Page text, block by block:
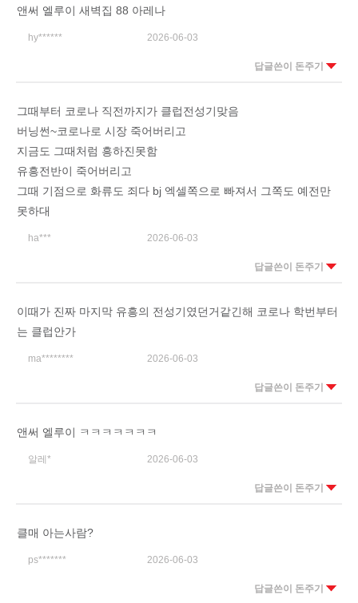
앤써 엘루이 새벽집 88 아레나
hy****** 2026-06-03
답글쓴이 돈주기
그때부터 코로나 직전까지가 클럽전성기맞음
버닝썬~코로나로 시장 죽어버리고
지금도 그때처럼 흥하진못함
유흥전반이 죽어버리고
그때 기점으로 화류도 죄다 bj 엑셀쪽으로 빠져서 그쪽도 예전만
못하대
ha*** 2026-06-03
답글쓴이 돈주기
이때가 진짜 마지막 유흥의 전성기였던거같긴해 코로나 학번부터
는 클럽안가
ma******** 2026-06-03
답글쓴이 돈주기
앤써 엘루이 ㅋㅋㅋㅋㅋㅋㅋ
알레* 2026-06-03
답글쓴이 돈주기
클매 아는사람?
ps******* 2026-06-03
답글쓴이 돈주기